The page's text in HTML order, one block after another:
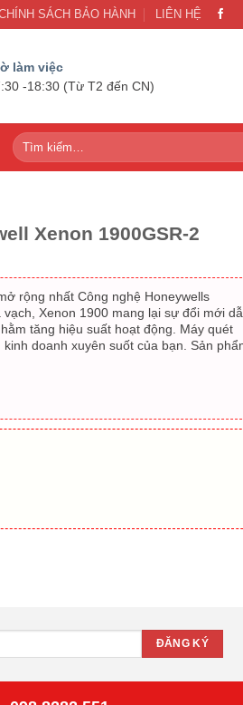
SÁCH BẢO HÀNH LIÊN HỆ
làm việc
-18:30 (Từ T2 đến CN)
Tìm
kiếm:
Xenon 1900GSR-2
rộng nhất Công nghệ Honeywells
Xenon 1900 mang lại sự đổi mới
tăng hiệu suất hoạt động. Máy quét
doanh xuyên suốt của bạn. Sản
2 số lượng